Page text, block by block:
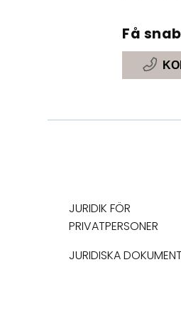
Få
JURIDIK FÖR
PRIVATPERSONER
JURIDISKA DOKUMENT